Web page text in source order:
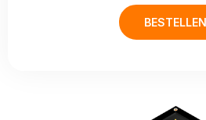
BESTELLEN